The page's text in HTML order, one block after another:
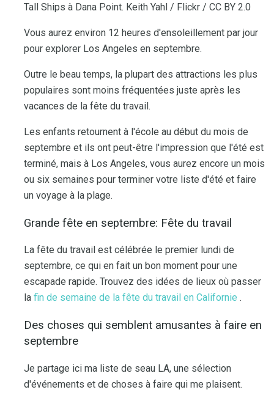
Tall Ships à Dana Point. Keith Yahl / Flickr / CC BY 2.0
Vous aurez environ 12 heures d'ensoleillement par jour
pour explorer Los Angeles en septembre.
Outre le beau temps, la plupart des attractions les plus
populaires sont moins fréquentées juste après les
vacances de la fête du travail.
Les enfants retournent à l'école au début du mois de
septembre et ils ont peut-être l'impression que l'été est
terminé, mais à Los Angeles, vous aurez encore un mois
ou six semaines pour terminer votre liste d'été et faire
un voyage à la plage.
Grande fête en septembre: Fête du travail
La fête du travail est célébrée le premier lundi de
septembre, ce qui en fait un bon moment pour une
escapade rapide. Trouvez des idées de lieux où passer
la fin de semaine de la fête du travail en Californie .
Des choses qui semblent amusantes à faire en
septembre
Je partage ici ma liste de seau LA, une sélection
d'événements et de choses à faire qui me plaisent.